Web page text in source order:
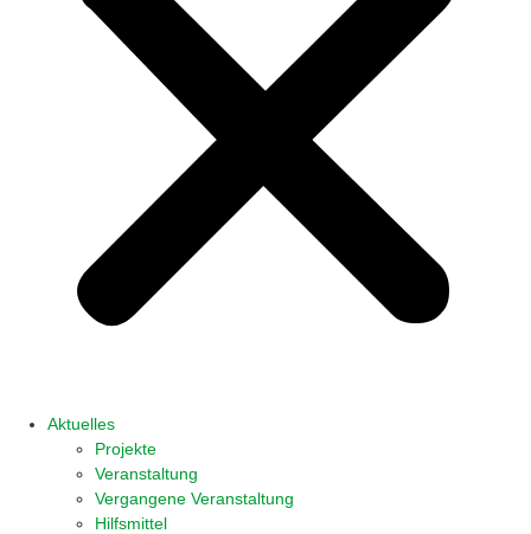
Aktuelles
Projekte
Veranstaltung
Vergangene Veranstaltung
Hilfsmittel